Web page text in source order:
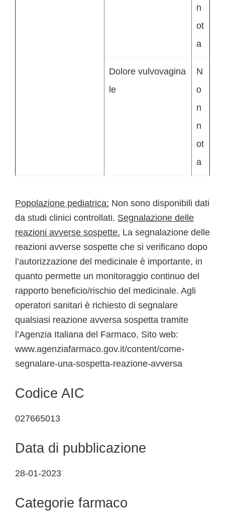
n
ot
a
Dolore vulvovagina
le
N
o
n
n
ot
a
Popolazione pediatrica: Non sono disponibili dati
da studi clinici controllati. Segnalazione delle
reazioni avverse sospette. La segnalazione delle
reazioni avverse sospette che si verificano dopo
l’autorizzazione del medicinale è importante, in
quanto permette un monitoraggio continuo del
rapporto beneficio/rischio del medicinale. Agli
operatori sanitari è richiesto di segnalare
qualsiasi reazione avversa sospetta tramite
l’Agenzia Italiana del Farmaco, Sito web:
www.agenziafarmaco.gov.it/content/come-
segnalare-una-sospetta-reazione-avversa
Codice AIC
027665013
Data di pubblicazione
28-01-2023
Categorie farmaco